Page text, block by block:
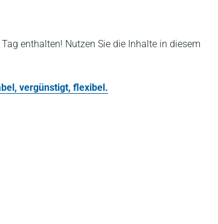
enthalten! Nutzen Sie die Inhalte in diesem
vergünstigt, flexibel.